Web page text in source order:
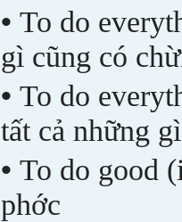
• To do
gì cũng có
• To do
tất cả những
• To do good
ph­ớc